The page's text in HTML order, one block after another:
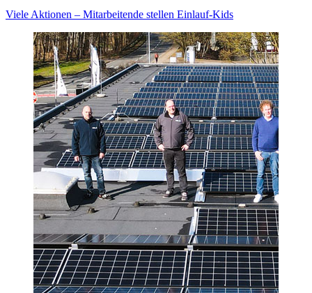
Viele Aktionen – Mitarbeitende stellen Einlauf-Kids